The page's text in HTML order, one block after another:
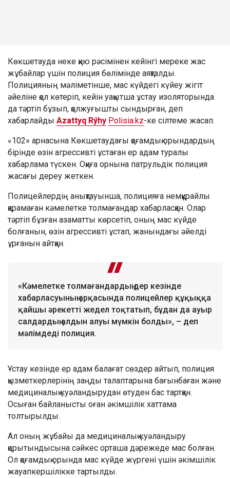
Көкшетауда неке қию рәсімінен кейінгі мереке жас
жұбайлар үшін полиция бөлімінде аяқталды.
Полицияның мәліметінше, мас күйдегі күйеу жігіт
әйеліне қол көтеріп, кейін уақытша ұстау изоляторында
да тәртіп бұзып, қолжуғышты сындырған, деп
хабарлайды Azattyq Rýhy Polisia.kz-ке сілтеме жасап.
«102» арнасына Көкшетаудағы қоғамдық орындардың
бірінде өзін агрессивті ұстаған ер адам туралы
хабарлама түскен. Оқиға орнына патрульдік полиция
жасағы дереу жеткен.
Полицейлердің анықтауынша, полицияға немқұрайлы
қарамаған кәмелетке толмағандар хабарласқан. Олар
тәртіп бұзған азаматты көрсетіп, оның мас күйде
болғанын, өзін агрессивті ұстап, жанындағы әйелді
ұрғанын айтқан.
«Кәмелетке толмағандардың дер кезінде
хабарласуының арқасында полицейлер құқыққа
қайшы әрекетті жедел тоқтатып, бұдан да ауыр
салдардың алдын алуы мүмкін болды», – деп
мәлімдеді полиция.
Ұстау кезінде ер адам балағат сөздер айтып, полиция
қызметкерлерінің заңды талаптарына бағынбаған және
медициналық куәландырудан өтуден бас тартқан.
Осыған байланысты оған әкімшілік хаттама
толтырылды.
Ал оның жұбайы да медициналық куәландыру
қорытындысына сәйкес орташа дәрежеде мас болған.
Ол қоғамдық орында мас күйде жүргені үшін әкімшілік
жауапкершілікке тартылды.